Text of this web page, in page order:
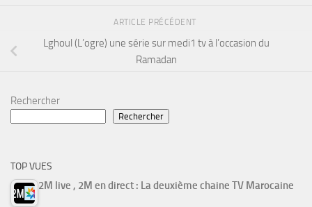
ARTICLE PRÉCÉDENT
Lghoul (L’ogre) une série sur medi1 tv à l’occasion du
Ramadan
Rechercher
Rechercher
TOP VUES
2M live , 2M en direct : La deuxième chaine TV Marocaine